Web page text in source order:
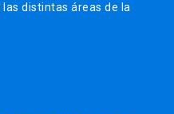
distintas áreas de la